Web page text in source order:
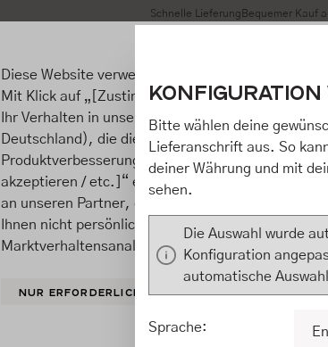
Schnelle Lieferung Bequemer Kauf
Diese Website verwendet Cookies, um eine
Mit Klick auf „[Zustimmen / Alles akzeptieren /
Ihr Verhalten in unserem Shop an unseren
Deutschland), die diese Daten Ihnen nicht
Produktverbesserungen,
akzeptieren / etc.]“ erteilen Sie Ihre Einwilligung
an unseren Partner, die shopware AG
Ihnen nicht persönlich zuordnen kann, sie aber
Marktverhaltensanalysen) verarbeiten darf.
NUR ERFORDERLICHE KONFIGURIEREN
Bitte wählen deine
Lieferanschrift aus. So
deiner Währung und mit
sehen.
Die Auswahl wurde
Konfiguration
automatische
Sprache: